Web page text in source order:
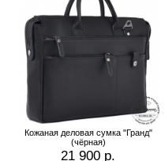
Кожаная деловая сумка "Гранд"
(чёрная)
21 900 р.